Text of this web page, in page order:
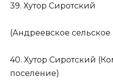
39. Хутор Сиротский
(Андреевское
40. Хутор Сиротский
поселение)